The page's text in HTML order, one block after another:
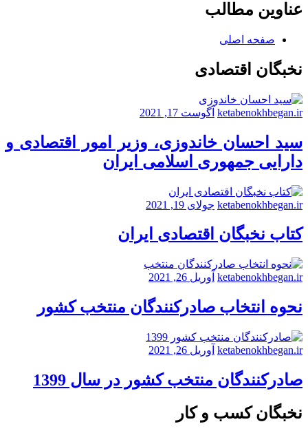
عناوین مطالب
صفحه اصلی
نخبگان اقتصادی
ketabenokhbegan.ir آگوست 17, 2021
سید احسان خاندوزی، وزیر امور اقتصادی و
دارایی جمهوری اسلامی ایران
ketabenokhbegan.ir جولای 19, 2021
کتاب نخبگان اقتصادی ایران
ketabenokhbegan.ir آوریل 26, 2021
نحوه انتخاب صادرکنندگان منتخب کشور
ketabenokhbegan.ir آوریل 26, 2021
صادرکنندگان منتخب کشور در سال 1399
نخبگان کسب و کار